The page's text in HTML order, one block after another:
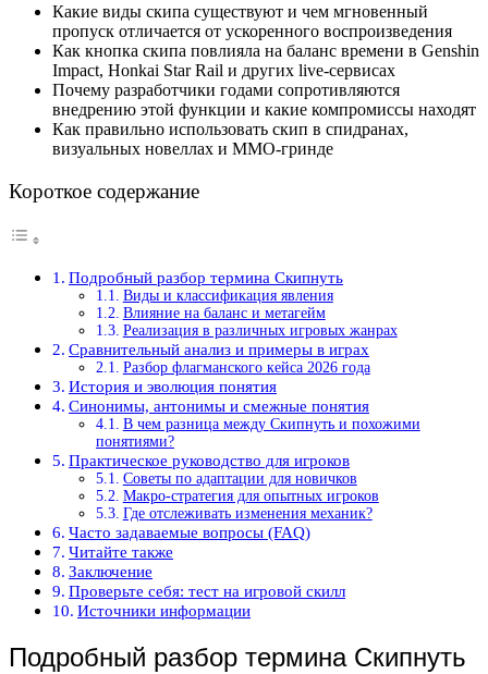
Какие виды скипа существуют и чем мгновенный
пропуск отличается от ускоренного воспроизведения
Как кнопка скипа повлияла на баланс времени в Genshin
Impact, Honkai Star Rail и других live-сервисах
Почему разработчики годами сопротивляются
внедрению этой функции и какие компромиссы находят
Как правильно использовать скип в спидранах,
визуальных новеллах и MMO-гринде
Короткое содержание
Подробный разбор термина Скипнуть
Виды и классификация явления
Влияние на баланс и метагейм
Реализация в различных игровых жанрах
Сравнительный анализ и примеры в играх
Разбор флагманского кейса 2026 года
История и эволюция понятия
Синонимы, антонимы и смежные понятия
В чем разница между Скипнуть и похожими
понятиями?
Практическое руководство для игроков
Советы по адаптации для новичков
Макро-стратегия для опытных игроков
Где отслеживать изменения механик?
Часто задаваемые вопросы (FAQ)
Читайте также
Заключение
Проверьте себя: тест на игровой скилл
Источники информации
Подробный разбор термина Скипнуть